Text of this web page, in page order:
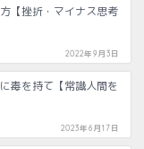
【挫折・マイナス思考
2022年9月3日
毒を持て【常識人間を
2023年6月17日